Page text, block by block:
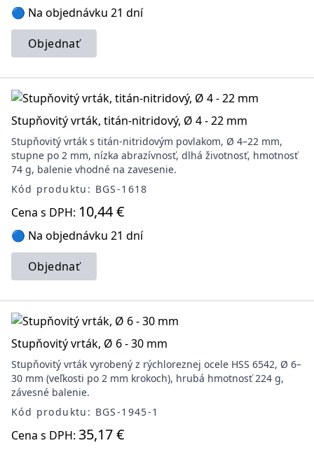
🔵 Na objednávku 21 dní
Objednať
Stupňovitý vrták, titán-nitridový, Ø 4 - 22 mm
Stupňovitý vrták s titán-nitridovým povlakom, Ø 4–22 mm,
stupne po 2 mm, nízka abrazívnosť, dlhá životnosť, hmotnosť
74 g, balenie vhodné na zavesenie.
Kód produktu: BGS-1618
Cena s DPH: 10,44 €
🔵 Na objednávku 21 dní
Objednať
Stupňovitý vrták, Ø 6 - 30 mm
Stupňovitý vrták vyrobený z rýchloreznej ocele HSS 6542, Ø 6–
30 mm (veľkosti po 2 mm krokoch), hrubá hmotnosť 224 g,
závesné balenie.
Kód produktu: BGS-1945-1
Cena s DPH: 35,17 €